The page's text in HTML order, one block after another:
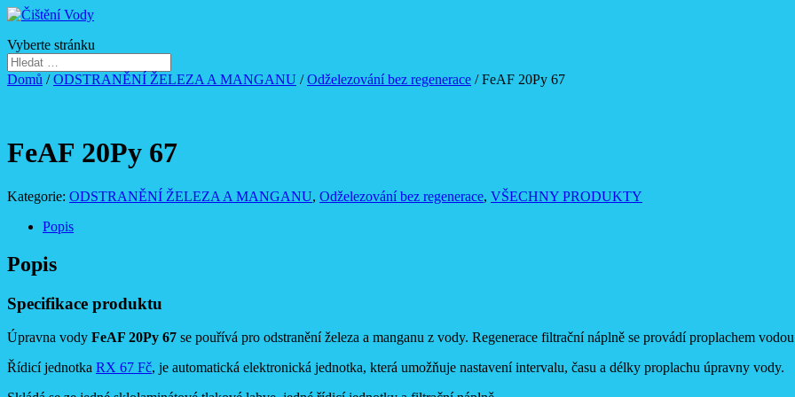
Vyberte stránku
Domů /ODSTRANĚNÍ ŽELEZA A MANGANU /Odželezování bez regenerace / FeAF 20Py 67
FeAF 20Py 67
Kategorie: ODSTRANĚNÍ ŽELEZA A MANGANU, Odželezování bez regenerace, VŠECHNY PRODUKTY
Popis
Popis
Specifikace produktu
Úpravna vody FeAF 20Py 67 se pouřívá pro odstranění železa a manganu z vody. Regenerace filtrační náplně se provádí proplachem
Řídicí jednotka RX 67 Fč, je automatická elektronická jednotka, která umožňuje nastavení intervalu, času a délky proplachu úpravny vody.